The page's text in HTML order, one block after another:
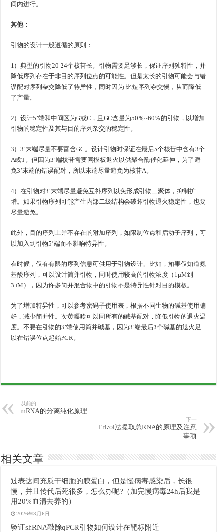
间内进行。
其他：
引物的设计一般遵循的原则：
1）典型的引物20-24个核苷长。引物需要足够长，保证序列独特性，并
降低序列存在于非目的序列位点的可能性。但是太长的引物可能会与错
误配对序列杂交降低了特异性，同时因为 比短序列杂交慢，从而降低
了产量。
2）设计5’端和中间区为G或C，且GC含量为50％~60％的引物，以增加
引物的稳定性及其与目的序列杂交的稳定性。
3）3’末端尽量不要富含GC。设计引物时保证在最后5个核苷中含有3个
A或T。但因为3’端核苷需要同模板退火以供聚合酶催化延伸，为了避
免3’末端的错误配对，所以末端尽量避免为核苷A。
4）在引物对3’末端尽量避免互补序列以免形成引物二聚体，抑制扩
增。如果引物序列可能产生内部二级结构会破坏引物退火稳定性，也要
尽量避免。
此外，目的序列上并不存在的附加序列，如限制位点和启动子序列，可
以加入到引物5’端而不影响特异性。
有时候，仅有有限的序列信息可供用于引物设计。比如，如果仅知道氨
基酸序列，可以设计简并引物，同时使用较高的引物浓度（1μM到
3μM），因为许多简并混合物中的引物不是特异性针对目的模板。
为了增加特异性，可以参考密码子使用表，根据不同生物的碱基使用偏
好，减少简并性。次黄嘌呤可以同所有的碱基配对，降低引物的退火温
度。不要在引物的3’端使用简并碱基，因为3’端最后3个碱基的退火足
以在错误位点起始PCR。
以前的
mRNA的分离纯化原理
下一
Trizol法提取总RNA的原理及注意
事项
相关文章
过表达间充质干细胞的膜蛋白，但是慢病毒感染后，长很
慢，并且传代后死很多，怎么办呢?（加完慢病毒24h后我是
用20%血清去养的）
2026年3月6日
验证shRNA敲除qPCR引物如何设计在靶标附近